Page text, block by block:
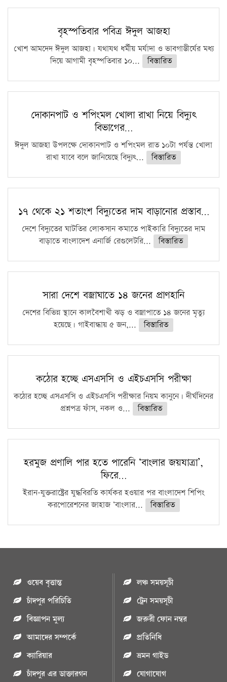
বৃহস্পতিবার পবিত্র ঈদুল আজহা
খোশ আমদেদ ঈদুল আজহা। যথাযথ ধর্মীয় মর্যাদা ও ভাবগাম্ভীর্যের মধ্য
দিয়ে আগামী বৃহস্পতিবার ১০...
বিস্তারিত
দোকানপাট ও শপিংমল খোলা রাখা নিয়ে বিদ্যুৎ
বিভাগের…
ঈদুল আজহা উপলক্ষে দোকানপাট ও শপিংমল রাত ১০টা পর্যন্ত খোলা
রাখা যাবে বলে জানিয়েছে বিদ্যুৎ...
বিস্তারিত
১৭ থেকে ২১ শতাংশ বিদ্যুতের দাম বাড়ানোর প্রস্তাব…
দেশে বিদ্যুতের ঘাটতির লোকসান কমাতে পাইকারি বিদ্যুতের দাম
বাড়াতে বাংলাদেশ এনার্জি রেগুলেটরি...
বিস্তারিত
সারা দেশে বজ্রাঘাতে ১৪ জনের প্রাণহানি
দেশের বিভিন্ন স্থানে কালবৈশাখী ঝড় ও বজ্রাপাতে ১৪ জনের মৃত্যু
হয়েছে। গাইবান্ধায় ৫ জন,...
বিস্তারিত
কঠোর হচ্ছে এসএসসি ও এইচএসসি পরীক্ষা
কঠোর হচ্ছে এসএসসি ও এইচএসসি পরীক্ষার নিয়ম কানুনে। দীর্ঘদিনের
প্রশ্নপত্র ফাঁস, নকল ও...
বিস্তারিত
হরমুজ প্রণালি পার হতে পারেনি ‘বাংলার জয়যাত্রা’,
ফিরে…
ইরান-যুক্তরাষ্ট্রের যুদ্ধবিরতি কার্যকর হওয়ার পর বাংলাদেশ শিপিং
করপোরেশনের জাহাজ ‘বাংলার...
বিস্তারিত
ওয়েব বৃত্তান্ত
চাঁদপুর পরিচিতি
বিজ্ঞাপন মুল্য
আমাদের সম্পর্কে
ক্যারিয়ার
চাঁদপুর এর ডাক্তারগন
লঞ্চ সময়সূচী
ট্রেন সময়সূচী
জরুরী ফোন নম্বর
প্রতিনিধি
ভ্রমন গাইড
যোগাযোগ